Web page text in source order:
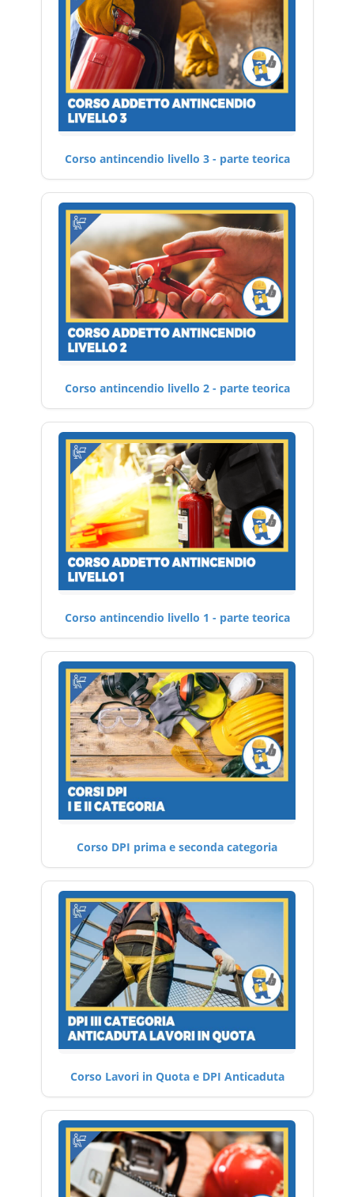
Corso antincendio livello 3 - parte teorica
Corso antincendio livello 2 - parte teorica
Corso antincendio livello 1 - parte teorica
Corso DPI prima e seconda categoria
Corso Lavori in Quota e DPI Anticaduta